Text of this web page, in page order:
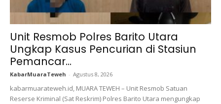
Unit Resmob Polres Barito Utara
Ungkap Kasus Pencurian di Stasiun
Pemancar...
KabarMuaraTeweh - Agustus 8, 2026
kabarmuarateweh.id, MUARA TEWEH – Unit Resmob Satuan
Reserse Kriminal (Sat Reskrim) Polres Barito Utara mengungkap